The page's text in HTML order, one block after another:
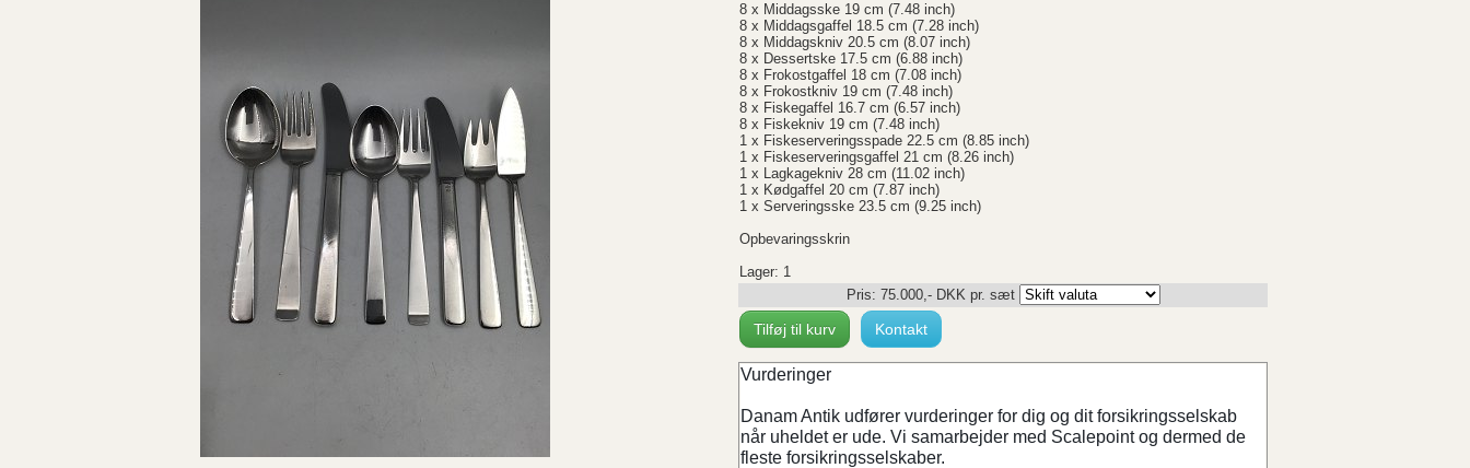
8 x Middagsske 19 cm (7.48 inch)
8 x Middagsgaffel 18.5 cm (7.28 inch)
8 x Middagskniv 20.5 cm (8.07 inch)
8 x Dessertske 17.5 cm (6.88 inch)
8 x Frokostgaffel 18 cm (7.08 inch)
8 x Frokostkniv 19 cm (7.48 inch)
8 x Fiskegaffel 16.7 cm (6.57 inch)
8 x Fiskekniv 19 cm (7.48 inch)
1 x Fiskeserveringsspade 22.5 cm (8.85 inch)
1 x Fiskeserveringsgaffel 21 cm (8.26 inch)
1 x Lagkagekniv 28 cm (11.02 inch)
1 x Kødgaffel 20 cm (7.87 inch)
1 x Serveringsske 23.5 cm (9.25 inch)
Opbevaringsskrin
Lager: 1
Pris: 75.000,- DKKpr. sæt
Tilføj til kurv Kontakt
Vurderinger
Danam Antik udfører vurderinger for dig og dit forsikringsselskab
når uheldet er ude. Vi samarbejder med Scalepoint og dermed de
fleste forsikringsselskaber.